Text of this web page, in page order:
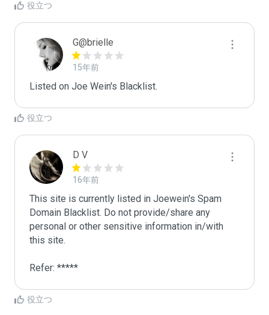
役立つ
G@brielle
15年前
Listed on Joe Wein's Blacklist.
役立つ
D V
16年前
This site is currently listed in Joewein's Spam
Domain Blacklist. Do not provide/share any
personal or other sensitive information in/with
this site.
Refer: *****
役立つ